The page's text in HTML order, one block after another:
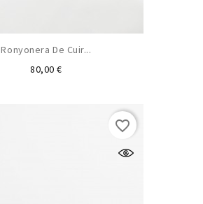
Ronyonera De Cuir...
80,00 €Preu
favorite_border